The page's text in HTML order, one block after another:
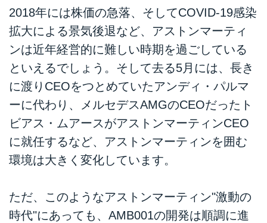
2018年には株価の急落、そしてCOVID-19感染
拡大による景気後退など、アストンマーティ
ンは近年経営的に難しい時期を過ごしている
といえるでしょう。そして去る5月には、長き
に渡りCEOをつとめていたアンディ・パルマ
ーに代わり、メルセデスAMGのCEOだったト
ビアス・ムアースがアストンマーティンCEO
に就任するなど、アストンマーティンを囲む
環境は大きく変化しています。
ただ、このようなアストンマーティン"激動の
時代"にあっても、AMB001の開発は順調に進